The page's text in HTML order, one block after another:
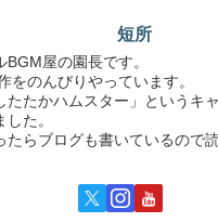
短所
BGM屋の園長です。
をのんびりやっています。
たたかハムスター」というキ
した。
たらブログも書いているので